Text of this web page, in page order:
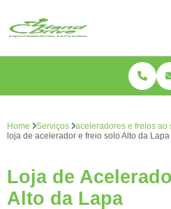
Home Serviços aceleradores e freios ao
loja de acelerador e freio solo Alto da Lapa
Loja de
Alto da Lapa